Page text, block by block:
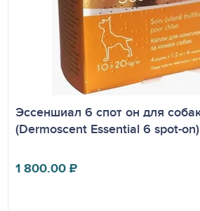
Эссеншиал 6 спот он для
(Dermoscent Essential 6 spot-
1 800.00₽